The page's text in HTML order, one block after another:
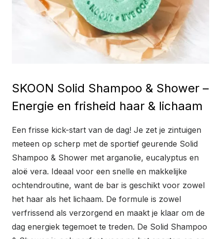
SKOON Solid Shampoo & Shower –
Energie en frisheid haar & lichaam
Een frisse kick-start van de dag! Je zet je zintuigen
meteen op scherp met de sportief geurende Solid
Shampoo & Shower met arganolie, eucalyptus en
aloë vera. Ideaal voor een snelle en makkelijke
ochtendroutine, want de bar is geschikt voor zowel
het haar als het lichaam. De formule is zowel
verfrissend als verzorgend en maakt je klaar om de
dag energiek tegemoet te treden. De Solid Shampoo